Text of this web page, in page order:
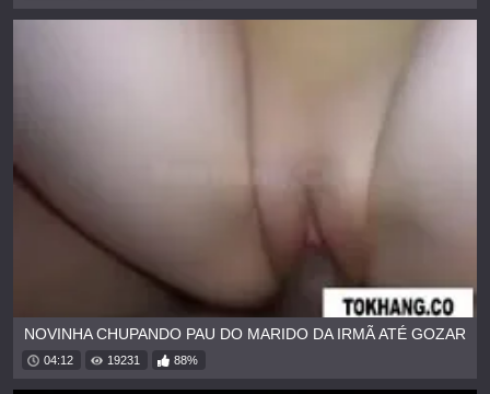
NOVINHA CHUPANDO PAU DO MARIDO DA IRMÃ ATÉ GOZAR
04:12 19231 88%